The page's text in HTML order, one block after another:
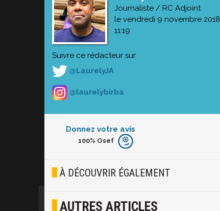
Journaliste / RC Adjoint
le vendredi 9 novembre 2018
11:19
Suivre ce rédacteur sur
@LaurelyJA
@laurelybirba
Donnez votre avis
Furieux
Joyeux
100% Osef
À DÉCOUVRIR ÉGALEMENT
AUTRES ARTICLES